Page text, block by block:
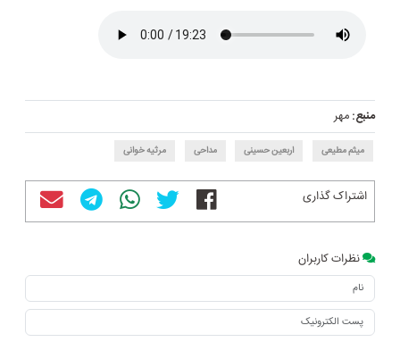
منبع:مهر
میثم مطیعی اربعین حسینی مداحی مرثیه خوانی
اشتراک گذاری
نظرات کاربران